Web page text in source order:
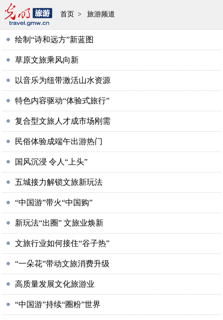
首页 > 旅游频道
绘制“诗和远方”新蓝图
草原文旅乘风向新
以音乐为纽带激活山水资源
特色内容驱动“体验式旅行”
复合型文旅人才成市场刚需
民俗体验成端午出游热门
国风沉浸 令人“上头”
五城接力解锁文旅新玩法
“中国游”带火“中国购”
新玩法“出圈” 文旅业焕新
文旅行业如何接住“谷子热”
“一朵花”带动文旅消费升级
高质量发展文化旅游业
“中国游”持续“圈粉”世界